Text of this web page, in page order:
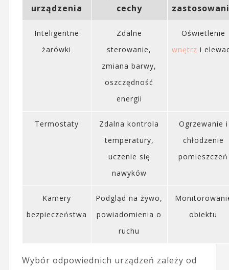
urządzenia
cechy
Inteligentne
żarówki
Zdalne
sterowanie,
zmiana barwy,
oszczędność
energii
Oświetlenie
wnętrz i
Termostaty
Zdalna kontrola
temperatury,
uczenie się
nawyków
Ogrzewanie i
chłodzenie
pomieszczeń
Kamery
bezpieczeństwa
Podgląd na żywo,
powiadomienia o
ruchu
obiektu
Wybór odpowiednich urządzeń zależy od